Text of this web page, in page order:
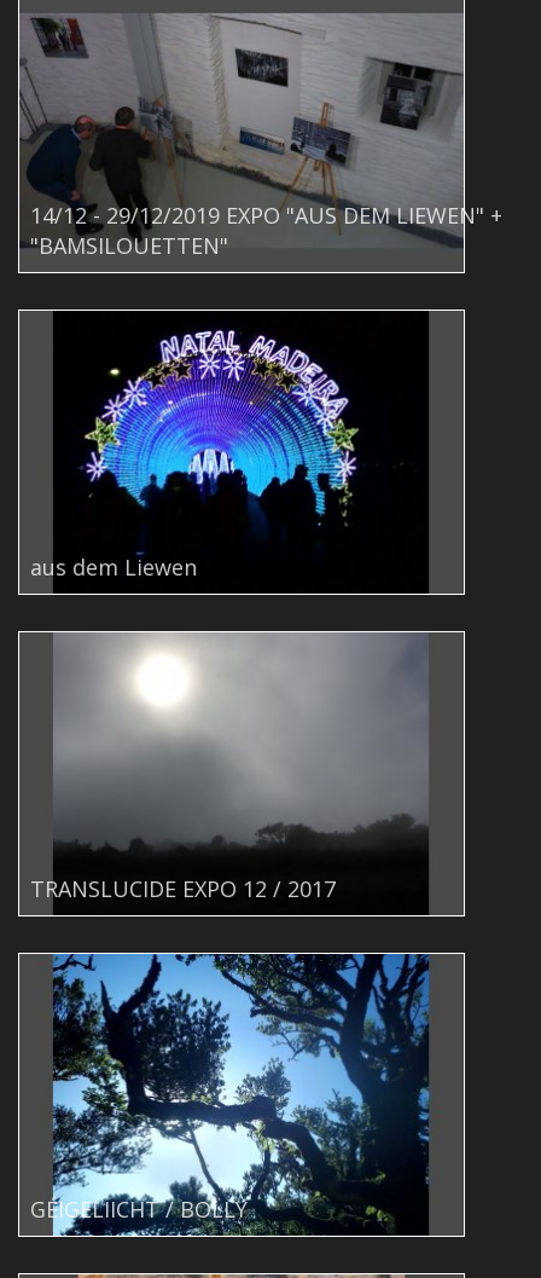
14/12 - 29/12/2019 EXPO "AUS DEM LIEWEN" +
"BAMSILOUETTEN"
aus dem Liewen
TRANSLUCIDE EXPO 12 / 2017
GÉIGELIICHT / BOLLY